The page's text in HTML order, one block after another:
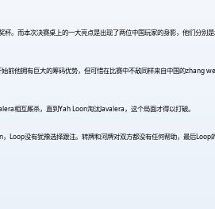
而本次决赛桌上的一大亮点是出现了两位中国玩家的身影，他们分
他拥有巨大的筹码优势，但可惜在比赛中不敌同样来自中国的zhang
相互厮杀，直到Yah Loon淘汰Javalera，这个局面才得以打破。
Loop没有犹豫选择跟注。转牌和河牌对双方都没有任何帮助，最后Loop